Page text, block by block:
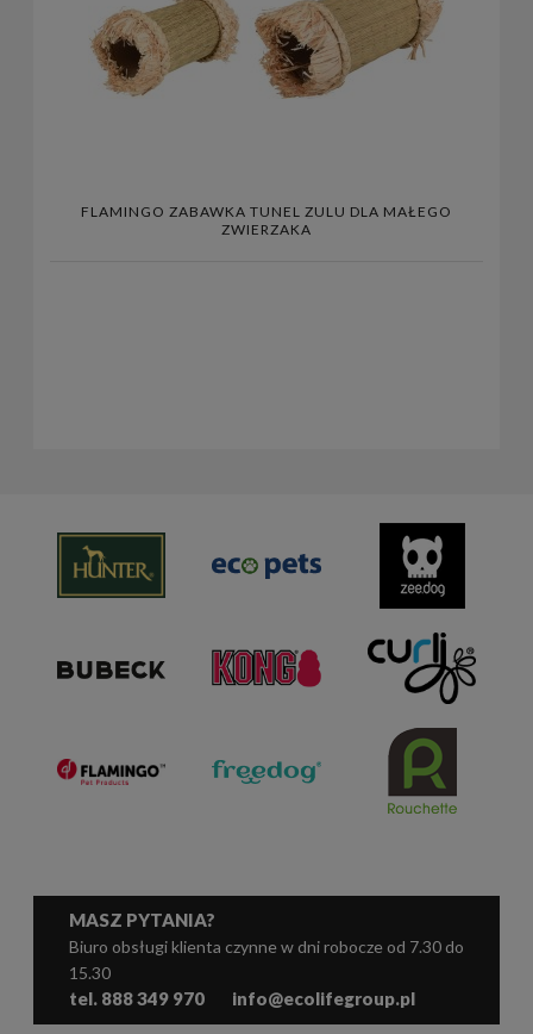
FLAMINGO ZABAWKA TUNEL ZULU DLA MAŁEGO
ZWIERZAKA
MASZ PYTANIA?
Biuro obsługi klienta czynne w dni robocze od 7.30 do
15.30
tel. 888 349 970 info@ecolifegroup.pl